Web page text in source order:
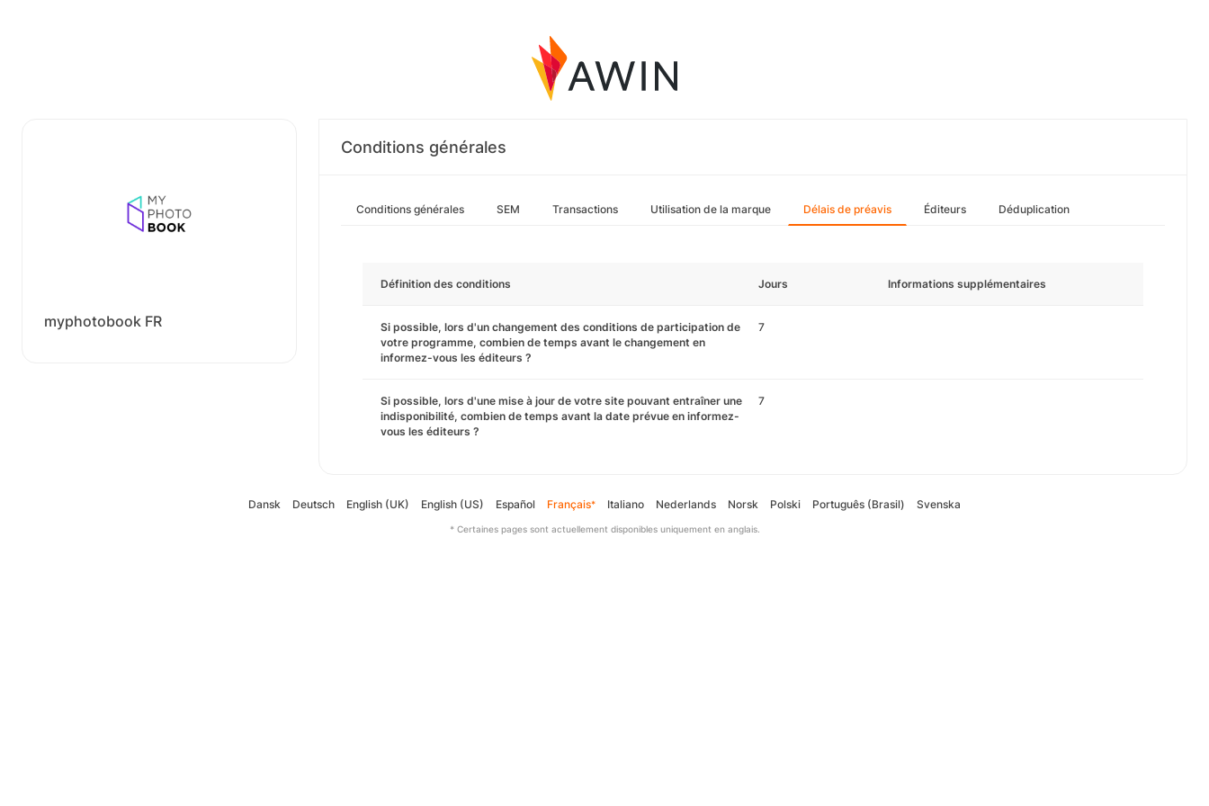
myphotobook FR
Conditions générales
Conditions générales SEM Transactions Utilisation de la marque Délais de préavis Éditeurs Déduplication
Définition des conditions Jours Informations supplémentaires
Si possible, lors d'un changement des conditions de participation de
votre programme, combien de temps avant le changement en
informez-vous les éditeurs ?
7
Si possible, lors d'une mise à jour de votre site pouvant entraîner une
indisponibilité, combien de temps avant la date prévue en informez-
vous les éditeurs ?
7
Dansk Deutsch English (UK) English (US) Español Français* Italiano Nederlands Norsk Polski Português (Brasil) Svenska
* Certaines pages sont actuellement disponibles uniquement en anglais.